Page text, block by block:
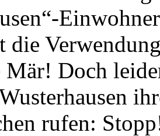
die
Mär! Doch
rufen: